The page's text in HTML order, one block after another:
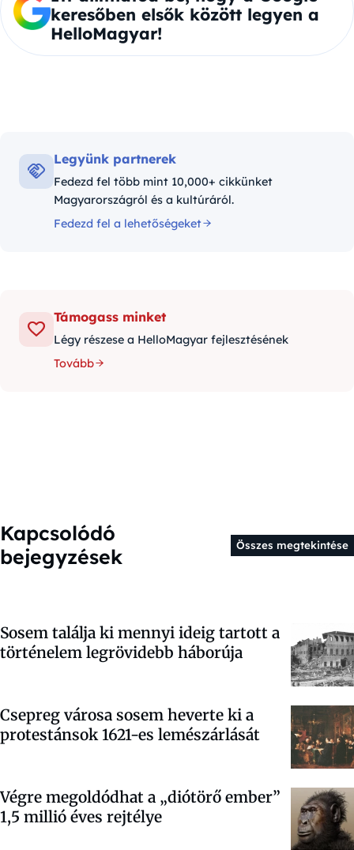
keresőben elsők között legyen a
HelloMagyar!
Legyünk partnerek
Fedezd fel több mint 10,000+ cikkünket
Magyarországról és a kultúráról.
Fedezd fel a lehetőségeket
Támogass minket
Légy részese a HelloMagyar fejlesztésének
Tovább
Kapcsolódó
bejegyzések
Összes megtekintése
Sosem találja ki mennyi ideig tartott a
történelem legrövidebb háborúja
Csepreg városa sosem heverte ki a
protestánsok 1621-es lemészárlását
Végre megoldódhat a „diótörő ember”
1,5 millió éves rejtélye